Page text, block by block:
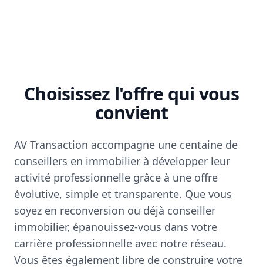
Choisissez l'offre qui vous
convient
AV Transaction accompagne une centaine de
conseillers en immobilier à développer leur
activité professionnelle grâce à une offre
évolutive, simple et transparente. Que vous
soyez en reconversion ou déjà conseiller
immobilier, épanouissez-vous dans votre
carrière professionnelle avec notre réseau.
Vous êtes également libre de construire votre